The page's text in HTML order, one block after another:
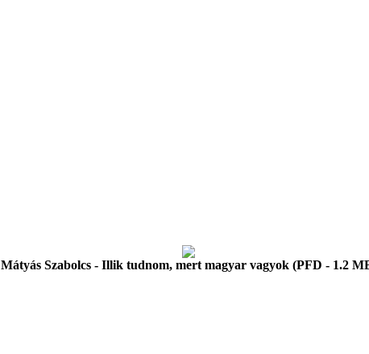
Mátyás Szabolcs - Illik tudnom, mert magyar vagyok (PFD - 1.2